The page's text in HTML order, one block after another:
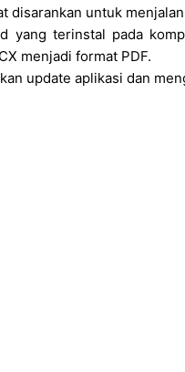
disarankan untuk
yang terinstal pada
menjadi format PDF.
update aplikasi dan